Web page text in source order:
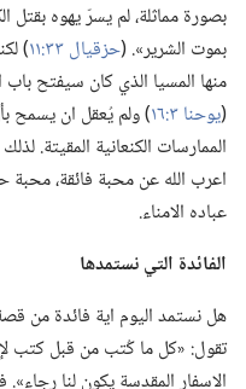
بصورة مماثلة،‏ لم يسرّ يهوه
بموت الشرير».‏ (‏حزقيال ٣٣:‏١١
‏)‏
منها المسيا الذي كان سيفتح
(‏يوحنا ٣:‏١٦
‏)‏ ولم يُعقل ان يسمح
الممارسات الكنعانية المقيتة.‏
اعرب الله عن محبة فائقة،‏
عباده الامناء.‏
الفائدة التي نستمدها
هل نستمد اليوم اية فائدة من
تقول:‏ «كل ما كُتب من قبل كتب
الاسفار المقدسة يكون لنا